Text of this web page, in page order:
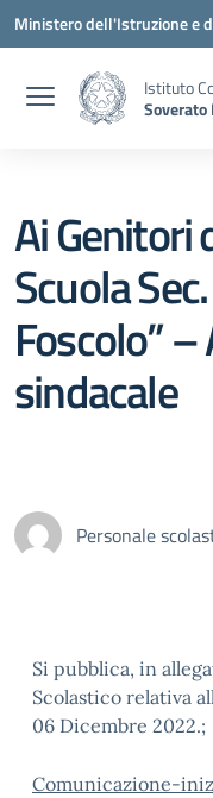
Vai ai contenuti
Vai al menu di navigazione
Vai al footer
Ministero dell'Istruzione e
Istituto
Soverato
Ai Genitori
Scuola
Foscolo”
sindacale
Personale
Si pubblica, in
Scolastico relativa
06 Dicembre 2022.;
Comunicazione-